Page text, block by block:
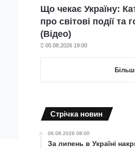
Що чекає Україну:
про світові події та
(Відео)
05.08.2026 19:00
Cтрічка новин
06.08.2026 08:00
За липень в Україні